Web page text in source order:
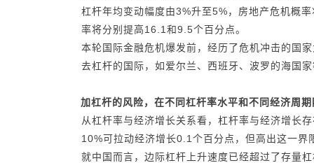
杠杆年均变动幅度由3%升至5%，房地产危机概
率将分别提高16.1和9.5个百分点。
本轮国际金融危机爆发前，经历了危机冲击的国
去杠杆的国际，如爱尔兰、西班牙、波罗的海国
加杠杆的风险，在不同杠杆率水平和不同经济周
从杠杆率与经济增长关系看，杠杆率与经济增长
10%可拉动经济增长0.1个百分点，但高出这一
就中国而言，边际杠杆上升速度已经超过了存量